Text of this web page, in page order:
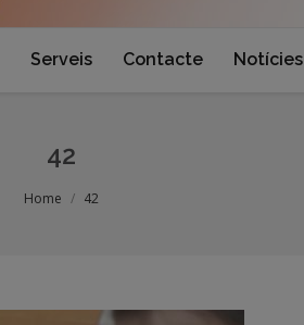
Serveis Contacte Notícies
42
Home 42